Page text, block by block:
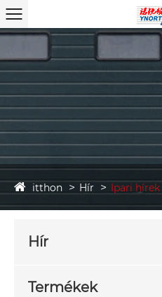
itthon Hír Ipari hírek
Hír
Termékek